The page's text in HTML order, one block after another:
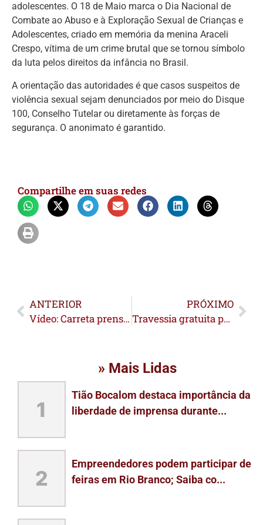
adolescentes. O 18 de Maio marca o Dia Nacional de
Combate ao Abuso e à Exploração Sexual de Crianças e
Adolescentes, criado em memória da menina Araceli
Crespo, vítima de um crime brutal que se tornou símbolo
da luta pelos direitos da infância no Brasil.
A orientação das autoridades é que casos suspeitos de
violência sexual sejam denunciados por meio do Disque
100, Conselho Tutelar ou diretamente às forças de
segurança. O anonimato é garantido.
Compartilhe em suas redes
ANTERIOR
Vídeo: Carreta prensa carro na Ponte Metálica e trânsito fica interrompido entre Brasiléia e Epitaciolândia
PRÓXIMO
Travessia gratuita por balsa entre Cruzeiro do Sul e Rodrigues Alves é reestabelecida após construção de novo acesso
» Mais Lidas
1
Tião Bocalom destaca importância da
liberdade de imprensa durante...
2
Empreendedores podem participar de
feiras em Rio Branco; Saiba co...